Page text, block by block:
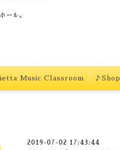
ール。
Music Classroom ♪Shop
2019-07-02 17:43:44